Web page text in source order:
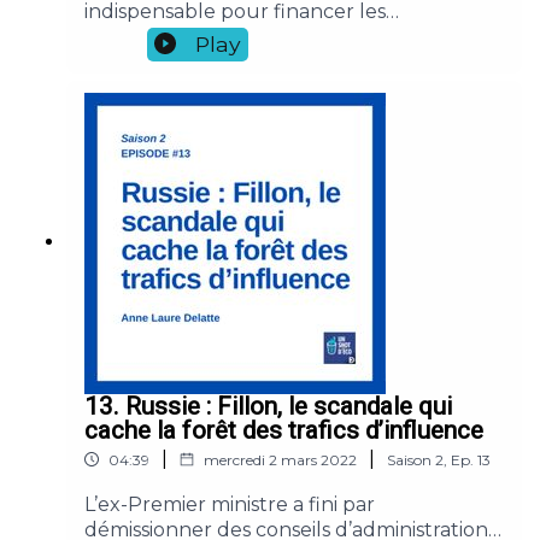
indispensable pour financer les
investissements que doit assumer l’Etat
face aux crises climatique, sanitaire et
sociale.Référence : Repenser
l’héritage Clément Dherbécourt, Gabrielle
Fack, Camille Landais et Stefanie
Stantcheva, Note du conseil d’analyse
économique, décembre 2021.
Play
13. Russie : Fillon, le scandale qui
cache la forêt des trafics d’influence
04:39 mercredi 2 mars 2022 Saison 2 Ep. 13
L’ex-Premier ministre a fini par
démissionner des conseils d’administration